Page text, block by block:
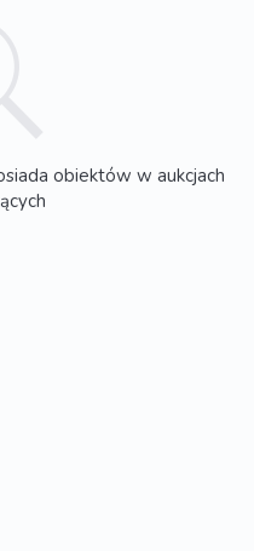
obiektów w aukcjach